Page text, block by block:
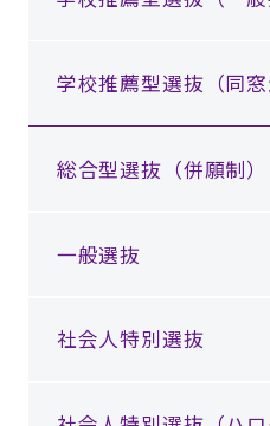
学校推薦型選抜（同窓
総合型選抜（併願制）
⼀般選抜
社会⼈特別選抜